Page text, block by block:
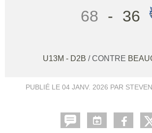
68 - 36
U13M - D2B / CONTRE
PUBLIÉ LE 04 JANV. 2026 PAR